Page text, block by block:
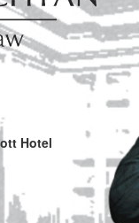
Hotel